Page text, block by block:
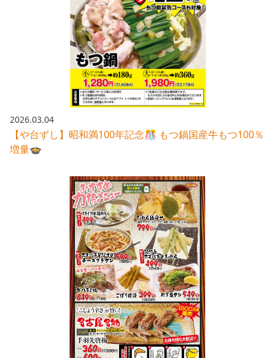
2026.03.04
【や台ずし】昭和満100年記念🎊 もつ鍋国産牛もつ100％
増量🍲